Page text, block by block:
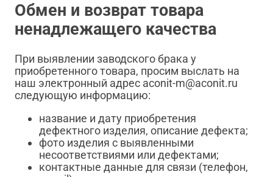
Обмен и возврат товара
ненадлежащего качества
При выявлении заводского брака у
приобретенного товара, просим выслать на
наш электронный адрес aconit-m@aconit.ru
следующую информацию:
название и дату приобретения
дефектного изделия, описание дефекта;
фото изделия с выявленными
несоответствиями или дефектами;
контактные данные для связи (телефон,